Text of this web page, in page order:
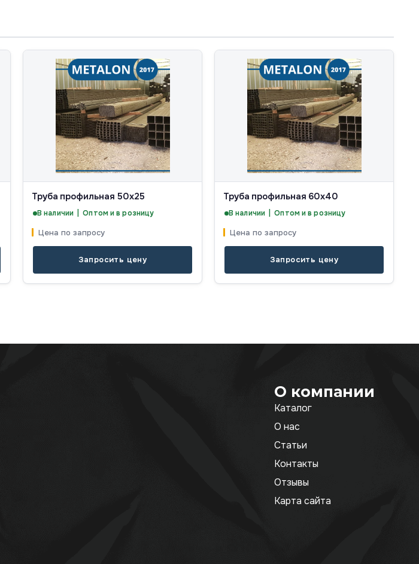
Труба профильная 50х25
В наличии | Оптом и в розницу
Цена по запросу
Запросить цену
Труба профильная 60х40
В наличии | Оптом и в розницу
Цена по запросу
Запросить цену
О компании
Каталог
О нас
Статьи
Контакты
Отзывы
Карта сайта